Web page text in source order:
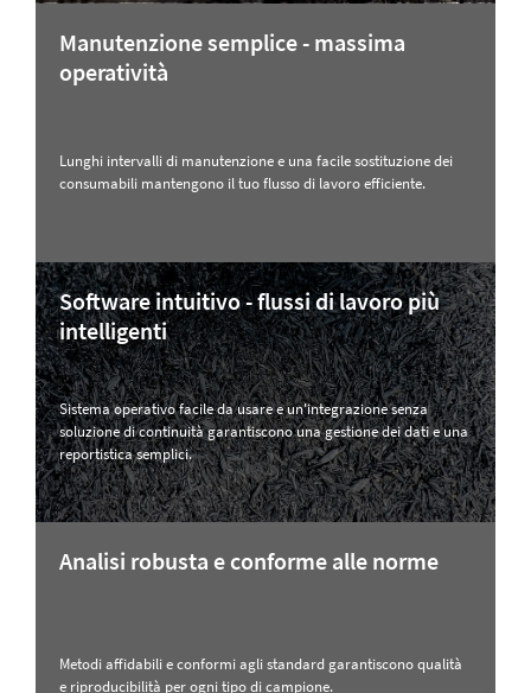
Manutenzione semplice - massima
operatività
Lunghi intervalli di manutenzione e una facile sostituzione dei
consumabili mantengono il tuo flusso di lavoro efficiente.
Software intuitivo - flussi di lavoro più
intelligenti
Sistema operativo facile da usare e un'integrazione senza
soluzione di continuità garantiscono una gestione dei dati e una
reportistica semplici.
Analisi robusta e conforme alle norme
Metodi affidabili e conformi agli standard garantiscono qualità
e riproducibilità per ogni tipo di campione.